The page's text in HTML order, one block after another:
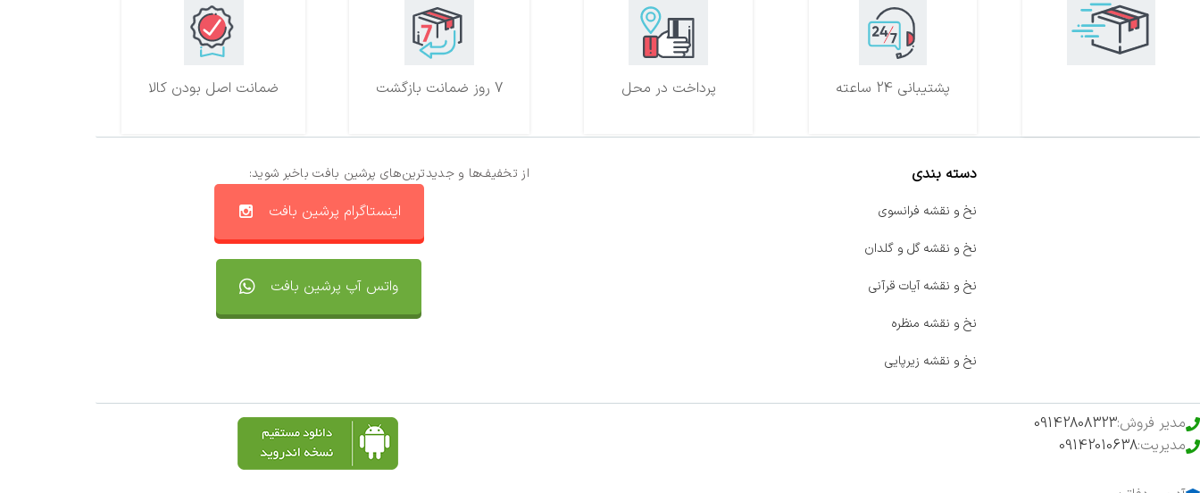
ضمانت اصل بودن کالا 7 روز ضمانت بازگشت پرداخت در محل پشتیبانی 24 ساعته
از تخفیف‌ها و جدیدترین‌های پرشین بافت باخبر شوید:
اینستاگرام پرشین بافت
واتس آپ پرشین بافت
دسته بندی
نخ و نقشه فرانسوی
نخ و نقشه گل و گلدان
نخ و نقشه آیات قرآنی
نخ و نقشه منظره
نخ و نقشه زیرپایی
مدیر فروش:09142808323
مدیریت:09142010638